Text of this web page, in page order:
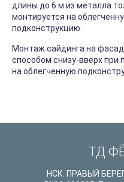
длины до 6 м из металла
монтируется на
подконструкцию.
Монтаж сайдинга на
способом снизу-вверх
на облегченную
ТД
НСК. ПРАВЫЙ